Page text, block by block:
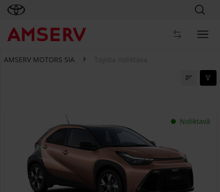
AMSERV MOTORS SIA Toyota noliktava
Noliktavā